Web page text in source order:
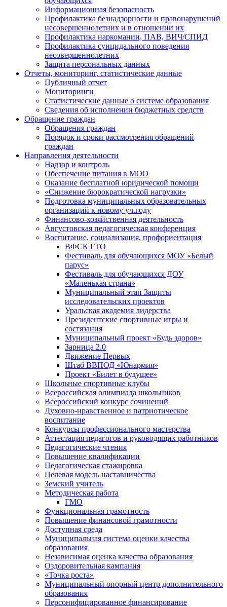
Информационная безопасность
Профилактика безнадзорности и правонарушений
несовершеннолетних и в отношении их
Профилактика наркомании, ПАВ, ВИЧ/СПИД
Профилактика суицидального поведения
несовершеннолетних
Защита персональных данных
Отчеты, мониторинг, статистические данные
Публичный отчет
Мониторинги
Статистические данные о системе образования
Сведения об исполнении бюджетных средств
Обращение граждан
Обращения граждан
Порядок и сроки рассмотрения обращений
граждан
Направления деятельности
Надзор и контроль
Обеспечение питания в МОО
Оказание бесплатной юридической помощи
«Снижение бюрократической нагрузки»
Подготовка муниципальных образовательных
организаций к новому уч.году
Финансово-хозяйственная деятельность
Августовская педагогическая конференция
Воспитание, социализация, профориентация
ВФСК ГТО
Фестиваль для обучающихся МОУ «Белый
парус»
Фестиваль для обучающихся ДОУ
«Маленькая страна»
Муниципальный этап Защиты
исследовательских проектов
Уральская академия лидерства
Президентские спортивные игры и
состязания
Муниципальный проект «Будь здоров»
Зарница 2.0
Движение Первых
Штаб ВВПОД «Юнармия»
Проект «Билет в будущее»
Школьные спортивные клубы
Всероссийская олимпиада школьников
Всероссийский конкурс сочинений
Духовно-нравственное и патриотическое
воспитание
Конкурсы профессионального мастерства
Аттестация педагогов и руководящих работников
Педагогические чтения
Повышение квалификации
Педагогическая стажировка
Целевая модель наставничества
Земский учитель
Методическая работа
ГМО
Функциональная грамотность
Повышение финансовой грамотности
Доступная среда
Муниципальная система оценки качества
образования
Независимая оценка качества образования
Оздоровительная кампания
«Точка роста»
Муниципальный опорный центр дополнительного
образования
Персонифицированное финансирование